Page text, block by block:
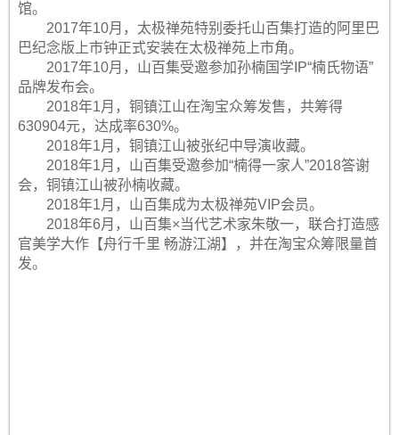
馆。
2017年10月，太极禅苑特别委托山百集打造的阿里巴
巴纪念版上市钟正式安装在太极禅苑上市角。
2017年10月，山百集受邀参加孙楠国学IP“楠氏物语”
品牌发布会。
2018年1月，铜镇江山在淘宝众筹发售，共筹得
630904元，达成率630%。
2018年1月，铜镇江山被张纪中导演收藏。
2018年1月，山百集受邀参加“楠得一家人”2018答谢
会，铜镇江山被孙楠收藏。
2018年1月，山百集成为太极禅苑VIP会员。
2018年6月，山百集×当代艺术家朱敬一，联合打造感
官美学大作【舟行千里 畅游江湖】，并在淘宝众筹限量首
发。